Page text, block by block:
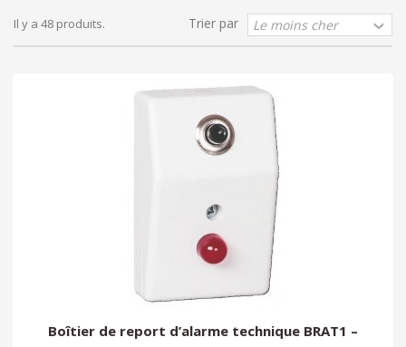
Il y a 48 produits. Trier par
Boîtier de report d’alarme technique BRAT1 –